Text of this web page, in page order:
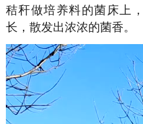
秸秆做培养料的菌床上
长，散发出浓浓的菌香。